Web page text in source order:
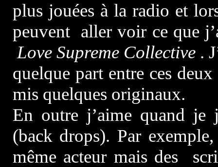
plus jouées à la radio et
peuvent aller voir ce que
Love Supreme Collective.
quelque part entre ces
mis quelques originaux.
En outre j’aime quand je
(back drops). Par
même acteur mais des